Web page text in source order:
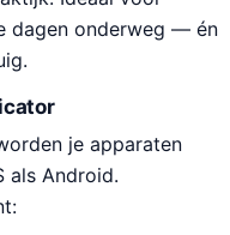
dagen onderweg — én
je apparaten
als Android.